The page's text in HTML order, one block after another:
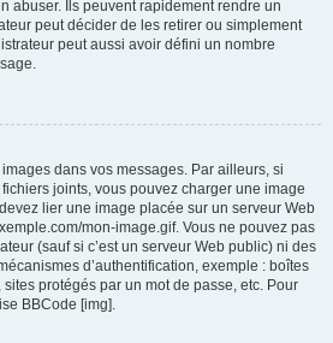
abuser. Ils peuvent rapidement rendre un
peut décider de les retirer ou simplement
peut aussi avoir défini un nombre
dans vos messages. Par ailleurs, si
joints, vous pouvez charger une image
lier une image placée sur un serveur Web
mon-image.gif. Vous ne pouvez pas
(sauf si c’est un serveur Web public) ni des
d’authentification, exemple : boîtes
protégés par un mot de passe, etc. Pour
BBCode [img].